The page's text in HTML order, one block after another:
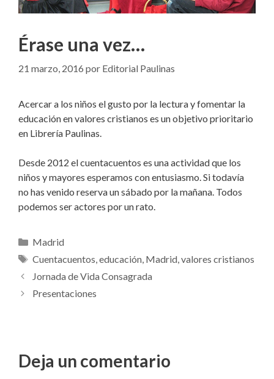
Érase una vez…
21 marzo, 2016 por Editorial Paulinas
Acercar a los niños el gusto por la lectura y fomentar la
educación en valores cristianos es un objetivo prioritario
en Librería Paulinas.
Desde 2012 el cuentacuentos es una actividad que los
niños y mayores esperamos con entusiasmo. Si todavía
no has venido reserva un sábado por la mañana. Todos
podemos ser actores por un rato.
Categorías
Madrid
Etiquetas
Cuentacuentos,educación, Madrid,valores cristianos
Jornada de Vida Consagrada
Presentaciones
Deja un comentario